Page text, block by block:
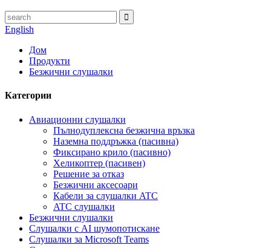
English
Дом
Продукти
Безжични слушалки
Категории
Авиационни слушалки
Пълнодуплексна безжична връзка
Наземна поддръжка (пасивна)
Фиксирано крило (пасивно)
Хеликоптер (пасивен)
Решение за отказ
Безжични аксесоари
Кабели за слушалки ATC
ATC слушалки
Безжични слушалки
Слушалки с AI шумопотискане
Слушалки за Microsoft Teams